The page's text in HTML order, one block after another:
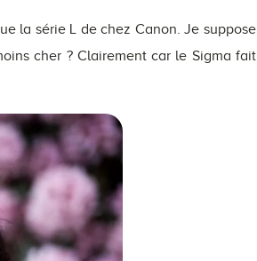
la série L de chez Canon. Je suppose
cher ? Clairement car le Sigma fait